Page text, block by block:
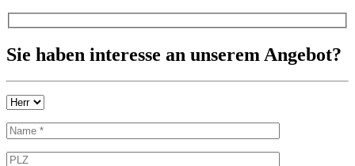
Sie haben interesse an unserem Angebot?